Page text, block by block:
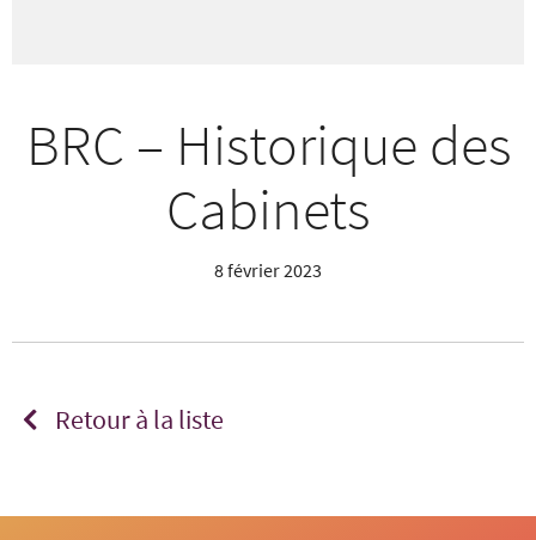
BRC – Historique des
Cabinets
8 février 2023
Retour à la liste